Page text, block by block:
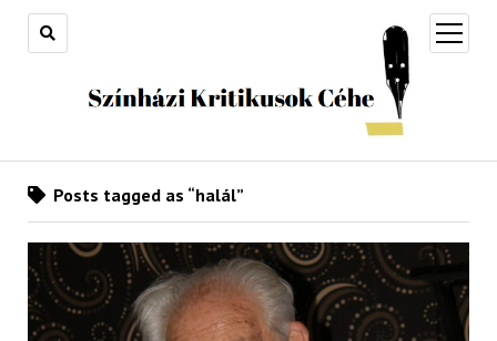
open
menu
Posts tagged as “halál”